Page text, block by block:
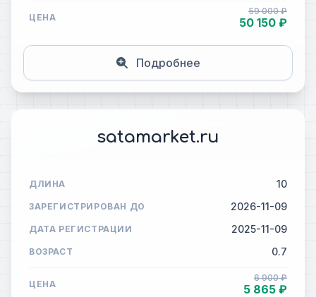
ЦЕНА
59 000 ₽
50 150 ₽
Подробнее
satamarket.ru
ДЛИНА 10
ЗАРЕГИСТРИРОВАН ДО 2026-11-09
ДАТА РЕГИСТРАЦИИ 2025-11-09
ВОЗРАСТ 0.7
ЦЕНА
6 900 ₽
5 865 ₽